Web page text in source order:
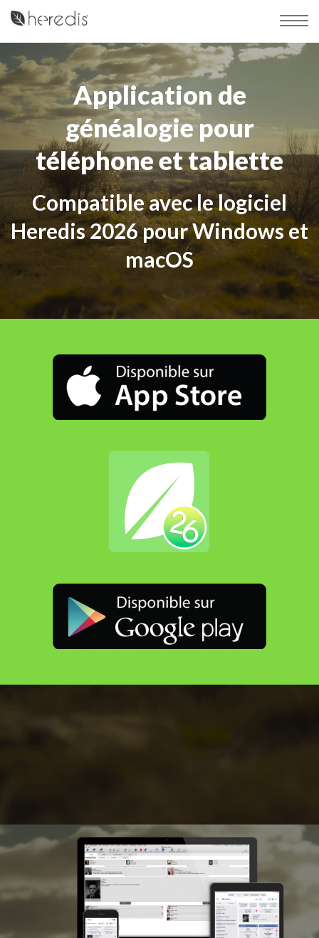
Application de
généalogie pour
téléphone et tablette
Compatible avec le logiciel
Heredis 2026 pour Windows et
macOS